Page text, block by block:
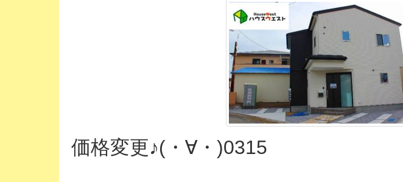
価格変更♪(・∀・)0315